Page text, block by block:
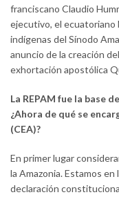
franciscano Claudio
ejecutivo, el ecuatoriano
indígenas del Sínodo
anuncio de la creación
exhortación apostólica
La REPAM fue la base
¿Ahora de qué se
(CEA)?
En primer lugar
la Amazonia. Estamos
declaración